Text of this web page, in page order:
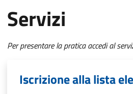
Servizi
Per presentare la pratica accedi al
Iscrizione alla lista